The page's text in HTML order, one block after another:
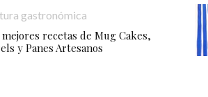
gastronómica
mejores recetas de Mug Cakes,
y Panes Artesanos